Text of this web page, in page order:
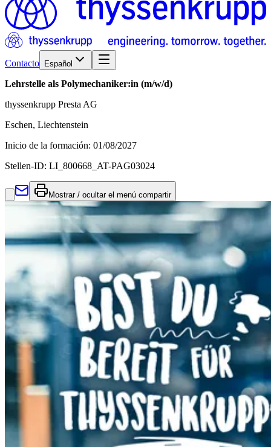
Contacto Español
Lehrstelle als Polymechaniker:in (m/w/d)
thyssenkrupp Presta AG
Eschen, Liechtenstein
Inicio de la formación: 01/08/2027
Stellen-ID: LI_800668_AT-PAG03024
Mostrar / ocultar el menú compartir